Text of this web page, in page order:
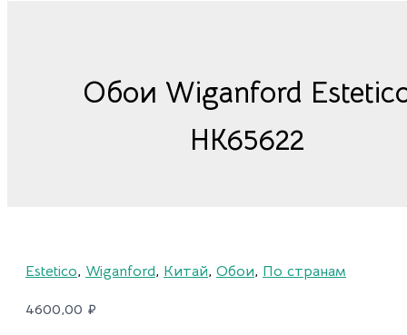
Обои Wiganford
HK65622
Estetico, Wiganford, Китай, Обои, По странам
4600,00 ₽